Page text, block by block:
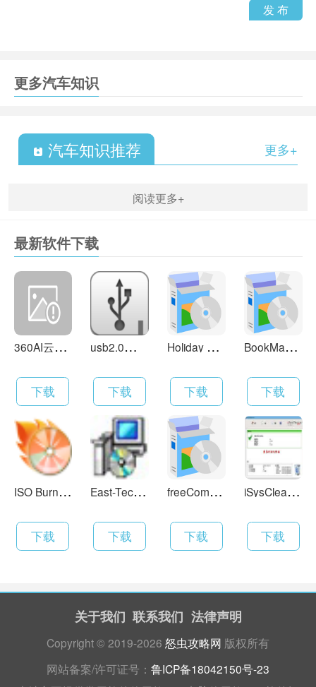
发 布
更多汽车知识
汽车知识推荐 更多+
阅读更多+
最新软件下载
3
60AI云盘 4.0.2.1400
下载
u
sb2.0驱动 6.22
下载
H
oliday Lights 5.4
下载
B
ookManager 1.5.0
下载
I
SO Burner 7.85 英文版
下载
E
ast-Tec Backup 2.3.0
下载
f
reeCommander 2008.06b
下载
i
SysCleaner Pro 1.0.8build22
下载
关于我们 联系我们 法律声明
Copyright © 2019-2026 怒虫攻略网 版权所有
网站备案/许可证号： 鲁ICP备18042150号-23